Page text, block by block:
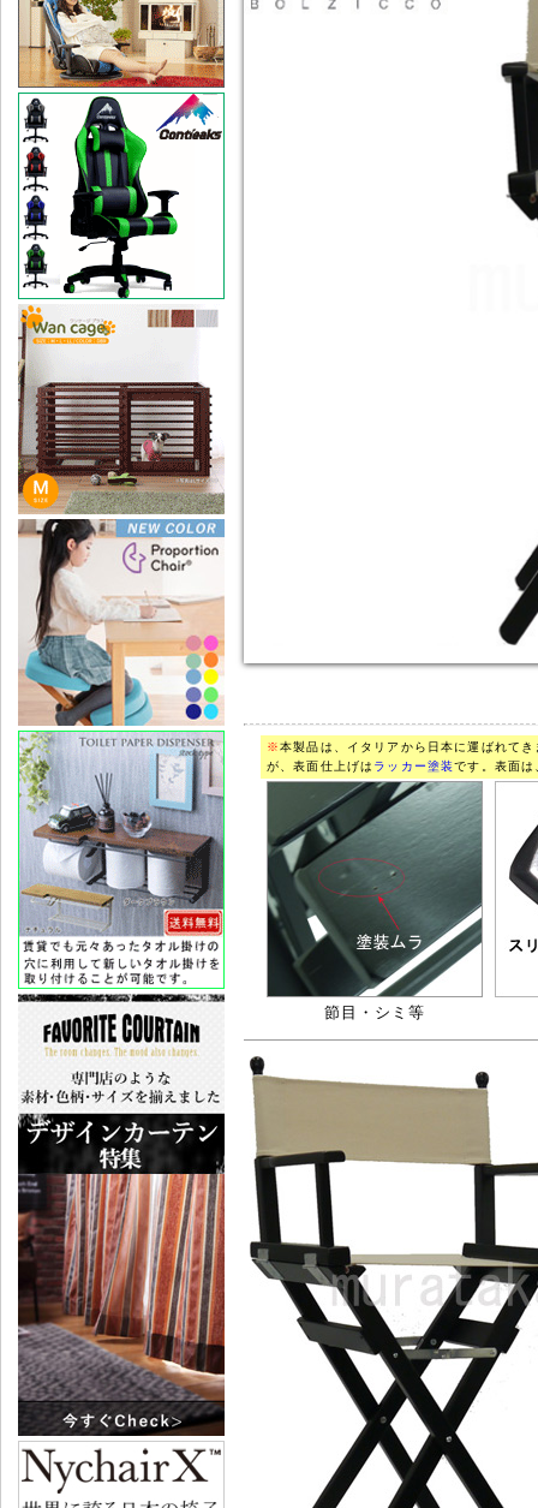
※本製品は、イタリアから日本に運ばれて
が、表面仕上げは ラッカー塗装です。表面
節目・シミ等